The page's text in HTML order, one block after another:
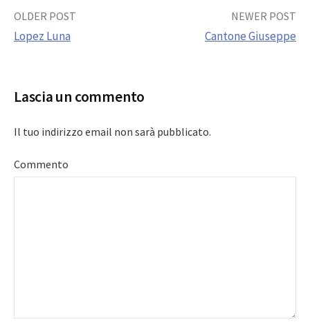
Post
OLDER POST
Lopez Luna
NEWER POST
Cantone Giuseppe
Lascia un commento
Il tuo indirizzo email non sarà pubblicato.
Commento